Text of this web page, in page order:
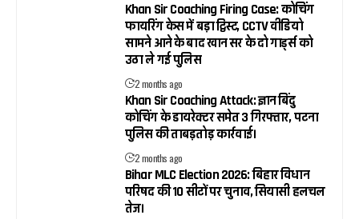
Khan Sir Coaching Firing Case: कोचिंग
फायरिंग केस में बड़ा ट्विस्ट, CCTV वीडियो
सामने आने के बाद खान सर के दो गार्ड्स को
उठा ले गई पुलिस
2 months ago
Khan Sir Coaching Attack: ज्ञान बिंदु
कोचिंग के डायरेक्टर समेत 3 गिरफ्तार, पटना
पुलिस की ताबड़तोड़ कार्रवाई।
2 months ago
Bihar MLC Election 2026: बिहार विधान
परिषद की 10 सीटों पर चुनाव, सियासी हलचल
तेज।